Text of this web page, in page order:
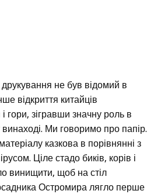
друкування не був відомий в
відкриття китайців
гори, зігравши значну роль в
винаході. Ми говоримо про папір.
казкова в порівнянні з
Ціле стадо биків, корів і
винищити, щоб на стіл
Остромира лягло перше